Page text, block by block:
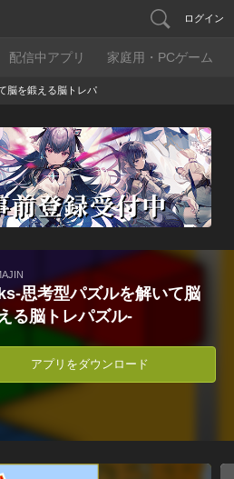
ログイン
配信中アプリ 家庭用・PCゲーム
脳を鍛える脳トレパ
思考型パズルを解いて脳
る脳トレパズル-
アプリをダウンロード